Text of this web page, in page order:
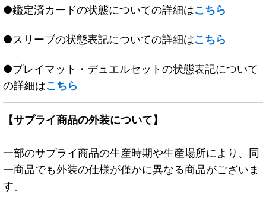
●鑑定済カードの状態についての詳細はこちら
●スリーブの状態表記についての詳細はこちら
●プレイマット・デュエルセットの状態表記について
の詳細はこちら
【サプライ商品の外装について】
一部のサプライ商品の生産時期や生産場所により、同
一商品でも外装の仕様が僅かに異なる商品がございま
す。